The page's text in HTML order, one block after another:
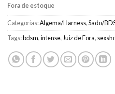
Fora de estoque
Categorias:Algema/Harness,Sado/
Tags:bdsm,intense,Juiz de Fora,